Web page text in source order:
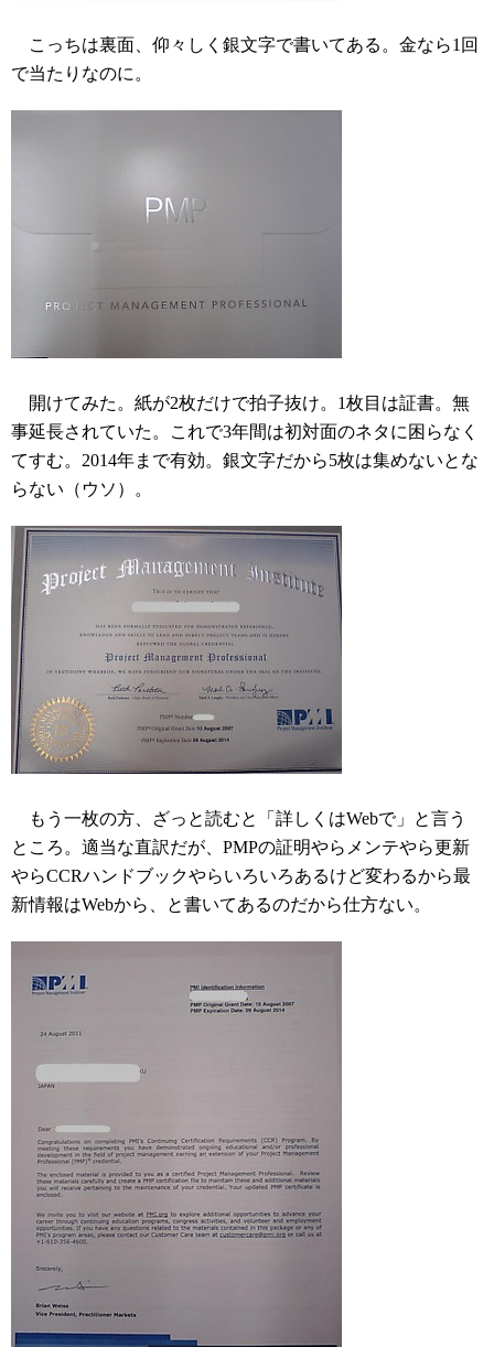
こっちは裏面、仰々しく銀文字で書いてある。金なら1回
で当たりなのに。
開けてみた。紙が2枚だけで拍子抜け。1枚目は証書。無
事延長されていた。これで3年間は初対面のネタに困らなく
てすむ。2014年まで有効。銀文字だから5枚は集めないとな
らない（ウソ）。
もう一枚の方、ざっと読むと「詳しくはWebで」と言う
ところ。適当な直訳だが、PMPの証明やらメンテやら更新
やらCCRハンドブックやらいろいろあるけど変わるから最
新情報はWebから、と書いてあるのだから仕方ない。